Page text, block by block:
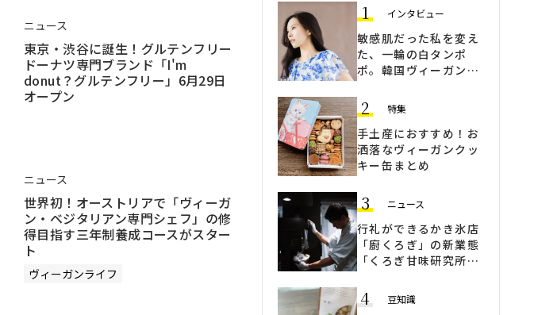
ニュース
東京・渋谷に誕生！グルテンフリー
ドーナツ専門ブランド「I'm
donut？グルテンフリー」6月29日
オープン
ニュース
世界初！オーストリアで「ヴィーガ
ン・ベジタリアン専門シェフ」の修
得目指す三年制養成コースがスター
ト
ヴィーガンライフ
1 インタビュー
敏感肌だった私を変え
た、一輪の白タンポ
ポ。韓国ヴィーガンス
Koum」
2 特集
手土産におすすめ！お
洒落なヴィーガンクッ
キー缶まとめ
3 ニュース
行礼ができるかき氷店
「廚くろぎ」の新業態
「くろぎ甘味研究所」
場
4 豆知識